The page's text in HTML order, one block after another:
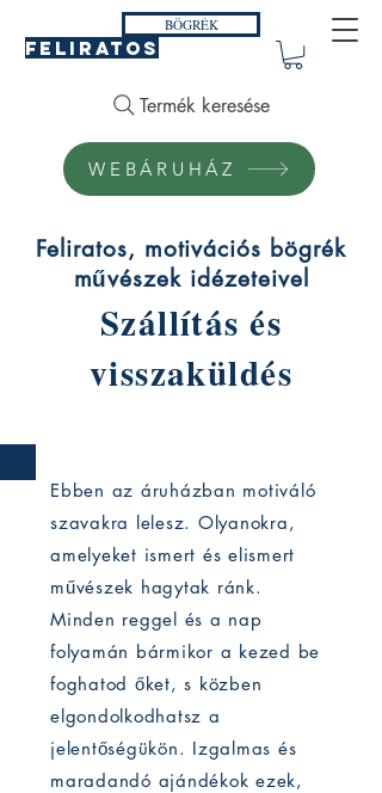
FELIRATOS
BÖGRÉK
Termék keresése
WEBÁRUHÁZ
Feliratos, motivációs bögrék
művészek idézeteivel
Szállítás és
visszaküldés
Ebben az áruházban motiváló
szavakra lelesz. Olyanokra,
amelyeket ismert és elismert
művészek hagytak ránk.
Minden reggel és a nap
folyamán bármikor a kezed be
foghatod őket, s közben
elgondolkodhatsz a
jelentőségükön. Izgalmas és
maradandó ajándékok ezek,